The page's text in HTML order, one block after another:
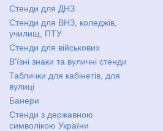
Стенди для ДНЗ
Стенди для ВНЗ, коледжів,
училищ, ПТУ
Стенди для військових
В'їзні знаки та вуличні стенди
Таблички для кабінетів, для
вулиці
Банери
Стенди з державною
символікою України